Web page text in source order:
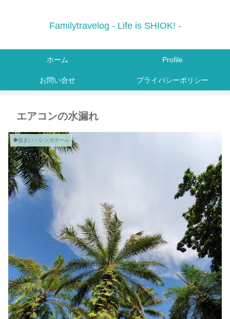
Familytravelog - Life is SHIOK! -
ホーム Profile
お問い合せ プライバシーポリシー
エアコンの水漏れ
◆住まい・シンガポール